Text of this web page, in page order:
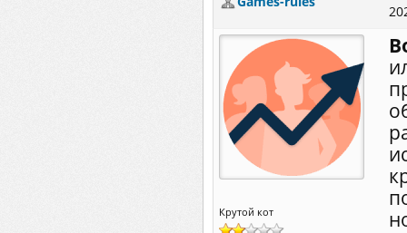
Крутой кот